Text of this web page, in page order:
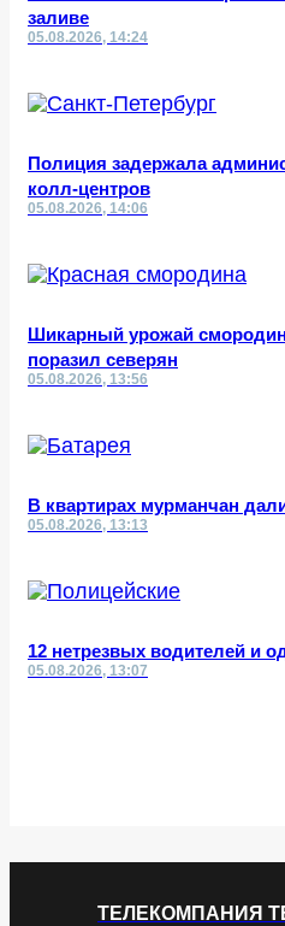
заливе
05.08.2026, 14:24
Полиция задержала
колл-центров
05.08.2026, 14:06
Шикарный урожай
поразил северян
05.08.2026, 13:56
В квартирах мурманчан
05.08.2026, 13:13
12 нетрезвых водителей и
05.08.2026, 13:07
ТЕЛЕКОМПАНИЯ